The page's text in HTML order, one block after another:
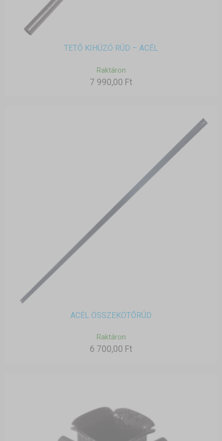
TETŐ KIHÚZÓ RÚD – ACÉL
Raktáron
7 990,00 Ft
ACÉL ÖSSZEKÖTŐRÚD
Raktáron
6 700,00 Ft